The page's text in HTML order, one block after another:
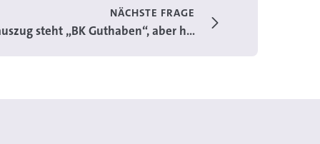
NÄCHSTE FRAGE
steht „BK Guthaben“, aber h...